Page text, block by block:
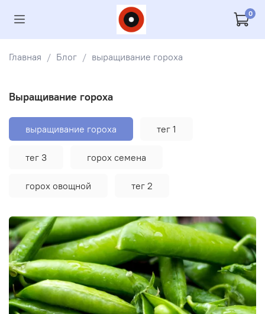
0
Главная Блог выращивание гороха
выращивание гороха
выращивание гороха тег 1
тег 3 горох семена
горох овощной тег 2